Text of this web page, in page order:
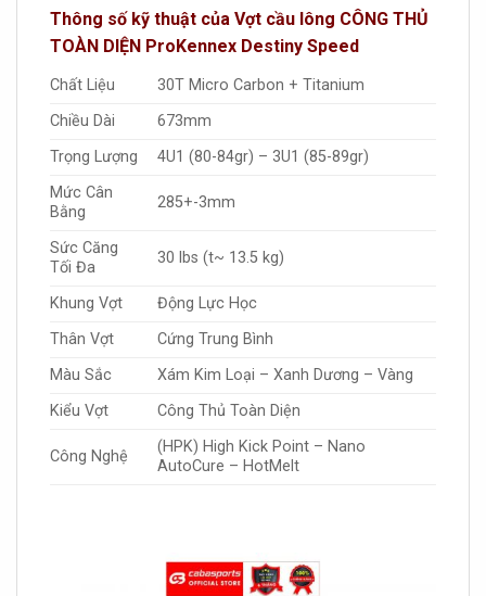
Thông số kỹ thuật của Vợt cầu lông CÔNG THỦ
TOÀN DIỆN ProKennex Destiny Speed
Chất Liệu
30T Micro Carbon + Titanium
Chiều Dài
673mm
Trọng Lượng
4U1 (80-84gr) – 3U1 (85-89gr)
Mức Cân
Bằng
285+-3mm
Sức Căng
Tối Đa
30 lbs (t~ 13.5 kg)
Khung Vợt
Động Lực Học
Thân Vợt
Cứng Trung Bình
Màu Sắc
Xám Kim Loại – Xanh Dương – Vàng
Kiểu Vợt
Công Thủ Toàn Diện
Công Nghệ
(HPK) High Kick Point – Nano
AutoCure – HotMelt